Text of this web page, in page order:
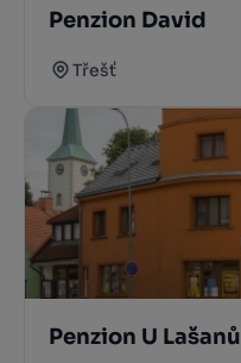
Penzion David
Třešť
Penzion U Lašanů